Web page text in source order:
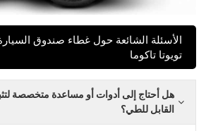
الأسئلة الشائعة حول غطاء صندوق
تويوتا تاكوما
هل أحتاج إلى أدوات أو مساعدة متخصصة
القابل للطي؟